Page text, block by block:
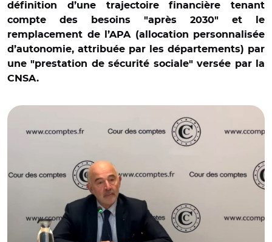
définition d’une trajectoire financière tenant
compte des besoins "après 2030" et le
remplacement de l’APA (allocation personnalisée
d’autonomie, attribuée par les départements) par
une "prestation de sécurité sociale" versée par la
CNSA.
© Capture vidéo Cour des comptes/ Pierre Moscovici lors
de la présentation du rapport annuel sur la sécurité